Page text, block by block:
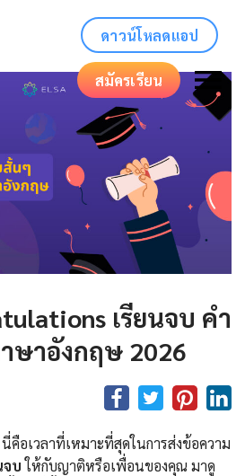
ดาวน์โหลดแอป
สมัครเรียน
เรียนจบ คำ
ษาอังกฤษ 2026
อเวลาที่เหมาะที่สุดในการส่งข้อความ
จบให้กับญาติหรือเพื่อนของคุณ มาดู